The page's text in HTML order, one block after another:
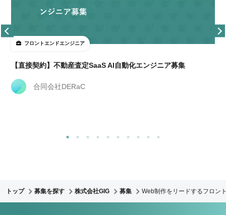
フロントエンドエンジニア
【直接契約】不動産査定SaaS AI自動化エンジニア募集
合同会社DERaC
トップ 募集を探す 株式会社GIG 募集 Web制作をリードするフロン